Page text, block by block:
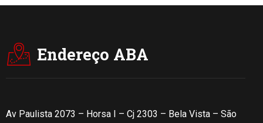
Endereço ABA
Av Paulista 2073 – Horsa I – Cj 2303 – Bela Vista – São